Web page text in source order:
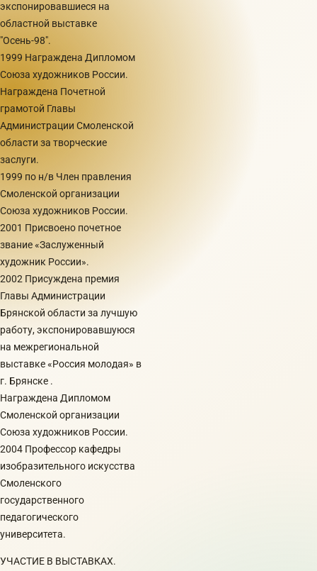
экспонировавшиеся на
областной выставке
"Осень-98".
1999 Награждена Дипломом
Союза художников России.
Награждена Почетной
грамотой Главы
Администрации Смоленской
области за творческие
заслуги.
1999 по н/в Член правления
Смоленской организации
Союза художников России.
2001 Присвоено почетное
звание «Заслуженный
художник России».
2002 Присуждена премия
Главы Администрации
Брянской области за лучшую
работу, экспонировавшуюся
на межрегиональной
выставке «Россия молодая» в
г. Брянске .
Награждена Дипломом
Смоленской организации
Союза художников России.
2004 Профессор кафедры
изобразительного искусства
Смоленского
государственного
педагогического
университета.
УЧАСТИЕ В ВЫСТАВКАХ.